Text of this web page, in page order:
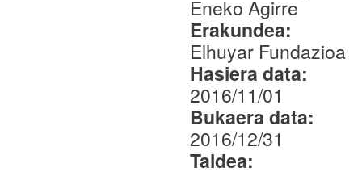
Eneko Agirre
Erakundea:
Elhuyar Fundazioa
Hasiera data:
2016/11/01
Bukaera data:
2016/12/31
Taldea: